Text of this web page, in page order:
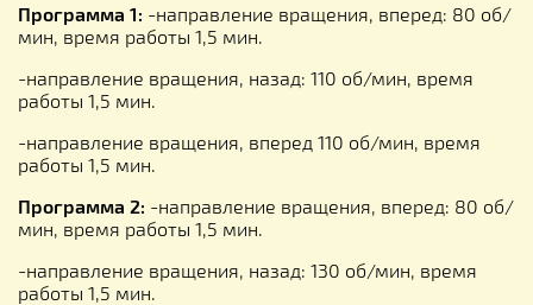
Программа 1: -направление вращения, вперед: 80 об/
мин, время работы 1,5 мин.
-направление вращения, назад: 110 об/мин, время
работы 1,5 мин.
-направление вращения, вперед 110 об/мин, время
работы 1,5 мин.
Программа 2: -направление вращения, вперед: 80 об/
мин, время работы 1,5 мин.
-направление вращения, назад: 130 об/мин, время
работы 1,5 мин.